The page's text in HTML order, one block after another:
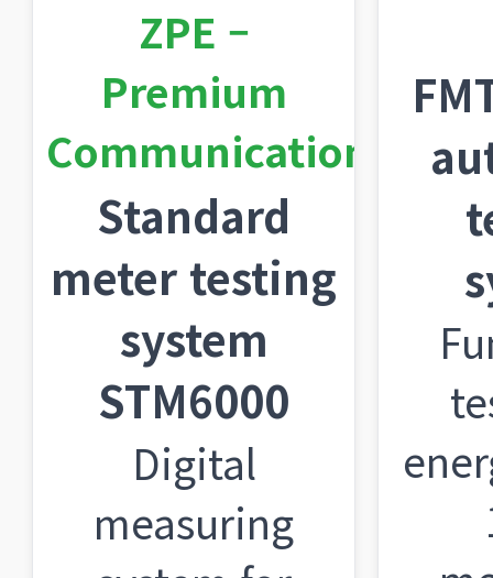
ZPE –
Premium
Communication
Standard
meter testing
system
STM6000
Digital
measuring